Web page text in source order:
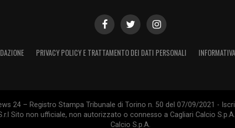
PRIVACY POLICY E TRATTAMENTO DEI DATI PERSONALI
24 – Registro Stampa Tribunale di Torino n. 50 del 07/09/2021 -
Sito non ufficiale, non autorizzato o connesso a Cagliari Calcio
Calcio S.p.A.